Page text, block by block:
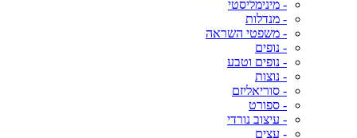
- מינימליסטי
- מנדלות
- משפטי השראה
- נופים
- נופים וטבע
- נוצות
- סוריאליזם
- ספורט
- עיצוב נורדי
- עצים